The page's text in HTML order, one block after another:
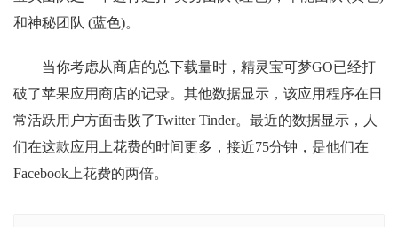
和神秘团队 (蓝色)。
当你考虑从商店的总下载量时，精灵宝可梦GO已经打
破了苹果应用商店的记录。其他数据显示，该应用程序在日
常活跃用户方面击败了Twitter Tinder。最近的数据显示，人
们在这款应用上花费的时间更多，接近75分钟，是他们在
Facebook上花费的两倍。